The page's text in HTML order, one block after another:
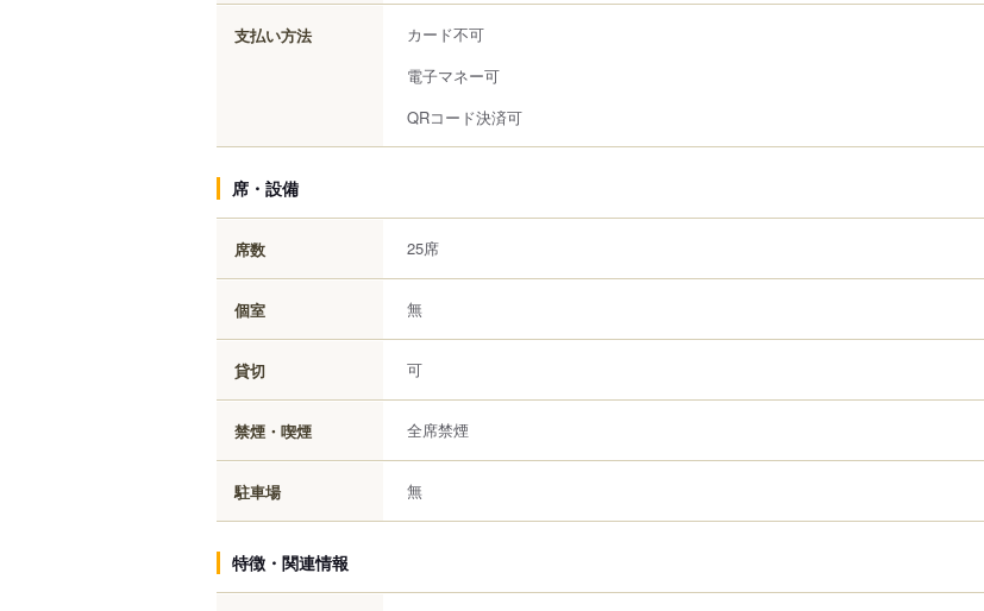
支払い方法
カード不可
電子マネー可
QRコード決済可
席・設備
席数 25席
個室 無
貸切 可
禁煙・喫煙 全席禁煙
駐車場 無
特徴・関連情報